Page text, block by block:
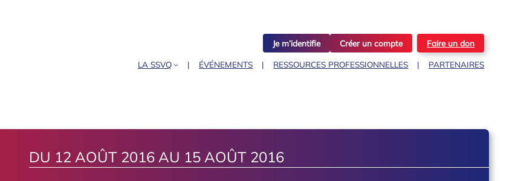
Je m’identifie Créer un compte Faire un don
LA SSVQ ÉVÉNEMENTS RESSOURCES PROFESSIONNELLES PARTENAIRES
DU 12 AOÛT 2016 AU 15 AOÛT 2016